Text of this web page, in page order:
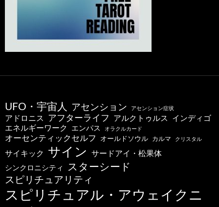
UFO・宇宙人 アセンション アセンション症状
アドロニス アフターライフ アルクトゥルス インディゴ
エネルギーワーク エンパス オラクルカード
オーセンティックセルフ オールドソウル カルマ クリスタル
サイキック サイン サードアイ・松果体
シンクロニシティ スターシード
スピリチュアリティ
スピリチュアル・アウェイクニ